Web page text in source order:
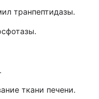
транпептидазы.
ткани печени.